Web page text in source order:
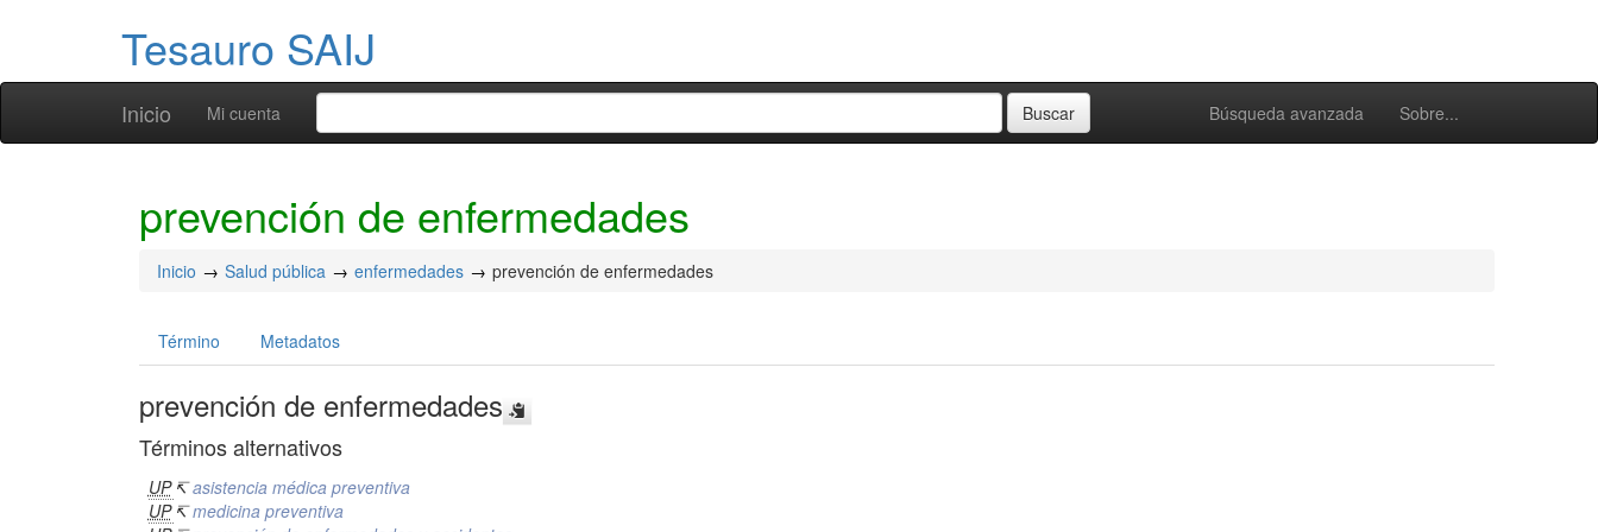
Tesauro SAIJ
Inicio Búsqueda avanzada Sobre...
Mi cuenta
prevención de enfermedades
Inicio Salud pública enfermedades prevención de enfermedades
Término Metadatos
prevención de enfermedades
Términos alternativos
UP ↸asistencia médica preventiva
UP ↸medicina preventiva